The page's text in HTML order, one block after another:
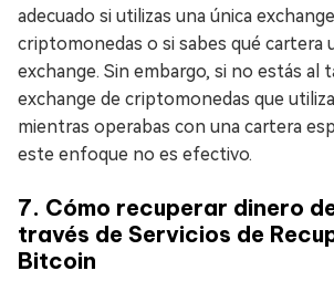
adecuado si utilizas una única
criptomonedas o si sabes qué cartera
exchange. Sin embargo, si no estás al
exchange de criptomonedas que
mientras operabas con una cartera
este enfoque no es efectivo.
7. Cómo recuperar dinero
través de Servicios de
Bitcoin